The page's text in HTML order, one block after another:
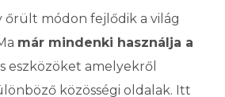
őrült módon fejlődik a világ
már mindenki használja a
eszközöket amelyekről
közösségi oldalak. Itt